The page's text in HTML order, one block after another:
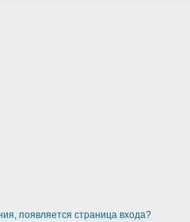
появляется страница входа?